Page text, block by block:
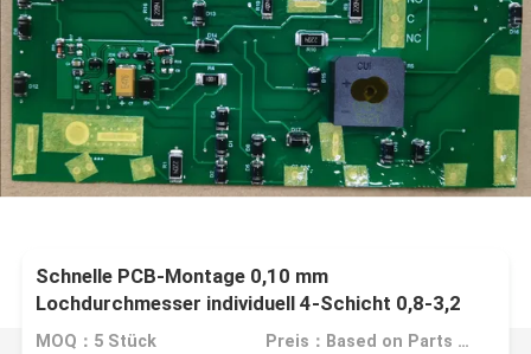
Schnelle PCB-Montage 0,10 mm
Lochdurchmesser individuell 4-Schicht 0,8-3,2
mm
MOQ：5 Stück Preis：Based on Parts list